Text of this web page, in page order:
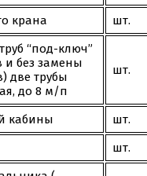
крана шт.
“под-ключ”
и без замены
две трубы
до 8 м/п
шт.
кабины шт.
шт.